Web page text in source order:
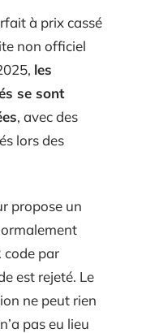
à prix cassé
non officiel
les
se sont
, avec des
lors des
propose un
code par
est rejeté. Le
ne peut rien
pas eu lieu